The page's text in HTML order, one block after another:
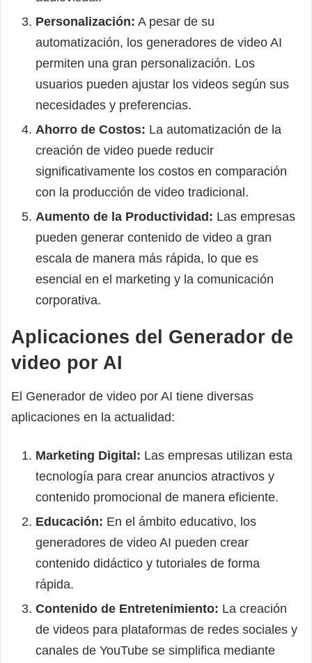
Personalización: A pesar de su
automatización, los generadores de video AI
permiten una gran personalización. Los
usuarios pueden ajustar los videos según sus
necesidades y preferencias.
Ahorro de Costos: La automatización de la
creación de video puede reducir
significativamente los costos en comparación
con la producción de video tradicional.
Aumento de la Productividad: Las empresas
pueden generar contenido de video a gran
escala de manera más rápida, lo que es
esencial en el marketing y la comunicación
corporativa.
Aplicaciones del Generador de
video por AI
El Generador de video por AI tiene diversas
aplicaciones en la actualidad:
Marketing Digital: Las empresas utilizan esta
tecnología para crear anuncios atractivos y
contenido promocional de manera eficiente.
Educación: En el ámbito educativo, los
generadores de video AI pueden crear
contenido didáctico y tutoriales de forma
rápida.
Contenido de Entretenimiento: La creación
de videos para plataformas de redes sociales y
canales de YouTube se simplifica mediante